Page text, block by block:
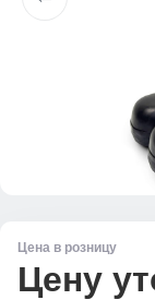
Цена в розницу
Цену